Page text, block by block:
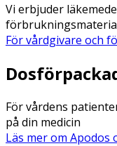
Vi erbjuder
För vårdgivare och
För vårdens
på din medicin
Läs mer om Apodos